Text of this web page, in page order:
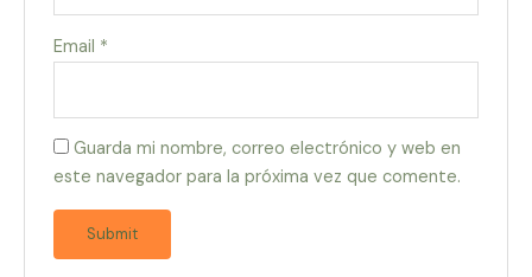
Email *
Guarda mi nombre, correo electrónico y web en
este navegador para la próxima vez que comente.